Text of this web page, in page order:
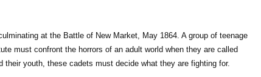
at the Battle of New Market, May 1864. A group of teenage
must confront the horrors of an adult world when they are called
their youth, these cadets must decide what they are fighting for.